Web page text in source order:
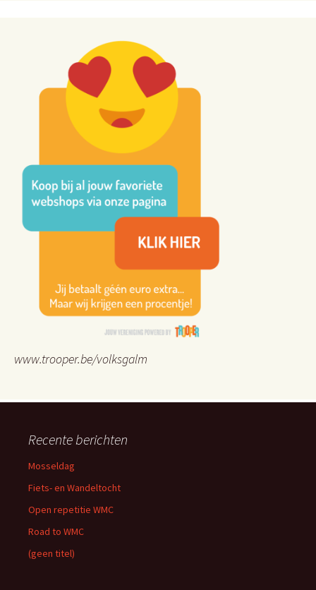
www.trooper.be/volksgalm
Recente berichten
Mosseldag
Fiets- en Wandeltocht
Open repetitie WMC
Road to WMC
(geen titel)